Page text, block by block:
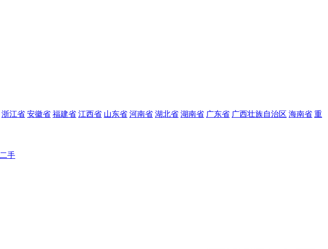
浙江省 安徽省 福建省 江西省 山东省 河南省 湖北省 湖南省 广东省 广西壮族自治区 海南省 重
二手